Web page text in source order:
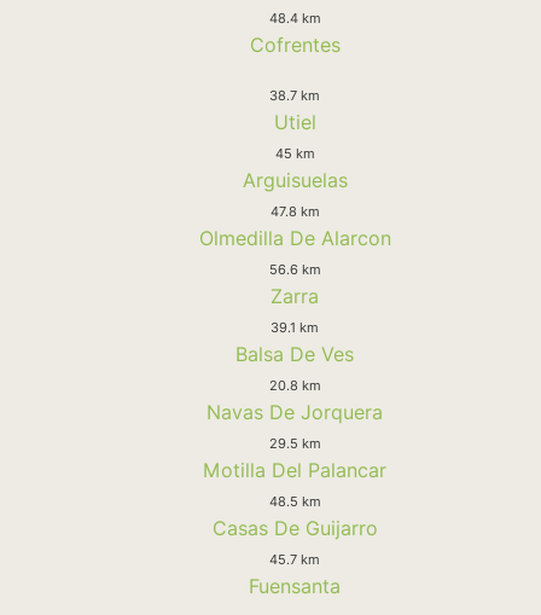
48.4 km
Cofrentes
38.7 km
Utiel
45 km
Arguisuelas
47.8 km
Olmedilla De Alarcon
56.6 km
Zarra
39.1 km
Balsa De Ves
20.8 km
Navas De Jorquera
29.5 km
Motilla Del Palancar
48.5 km
Casas De Guijarro
45.7 km
Fuensanta